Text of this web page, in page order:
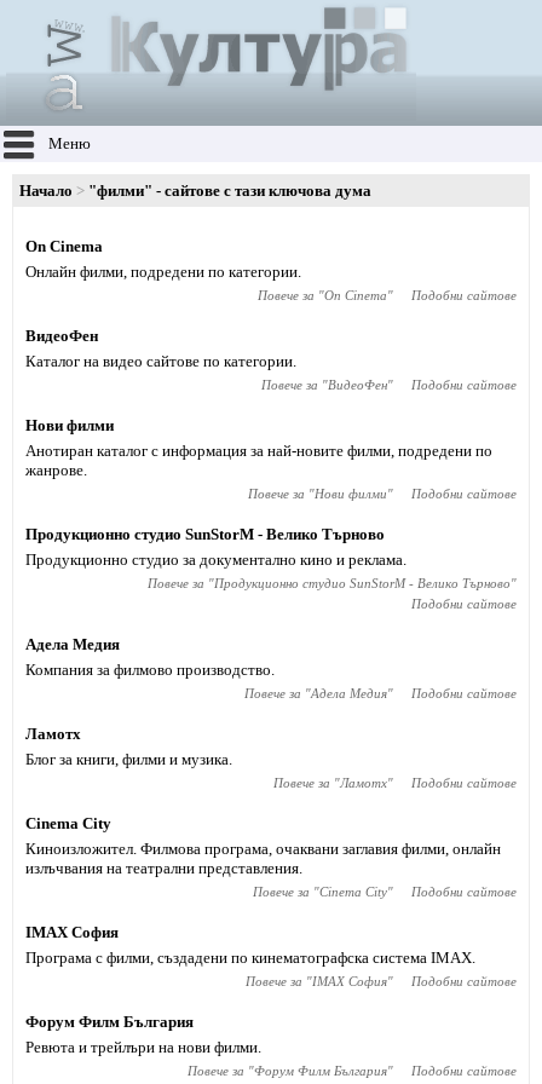
Меню
Начало "филми" - сайтове с тази ключова дума
On Cinema
Онлайн филми, подредени по категории.
Повече за "On Cinema" Подобни сайтове
ВидеоФен
Каталог на видео сайтове по категории.
Повече за "ВидеоФен" Подобни сайтове
Нови филми
Анотиран каталог с информация за най-новите филми, подредени по
жанрове.
Повече за "Нови филми" Подобни сайтове
Продукционно студио SunStorM - Велико Търново
Продукционно студио за документално кино и реклама.
Повече за "Продукционно студио SunStorM - Велико Търново"
Подобни сайтове
Адела Медия
Компания за филмово производство.
Повече за "Адела Медия" Подобни сайтове
Ламотх
Блог за книги, филми и музика.
Повече за "Ламотх" Подобни сайтове
Cinema City
Киноизложител. Филмова програма, очаквани заглавия филми, онлайн
излъчвания на театрални представления.
Повече за "Cinema City" Подобни сайтове
IMAX София
Програма с филми, създадени по кинематографска система IMAX.
Повече за "IMAX София" Подобни сайтове
Форум Филм България
Ревюта и трейлъри на нови филми.
Повече за "Форум Филм България" Подобни сайтове